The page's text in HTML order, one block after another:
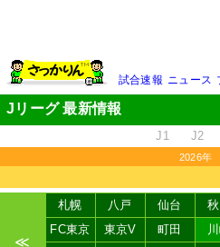
試合速報 ニュース
Jリーグ 最新情報
J1 J2
2026年
≪
札幌 八戸 仙台 秋
FC東京
東京V 町田